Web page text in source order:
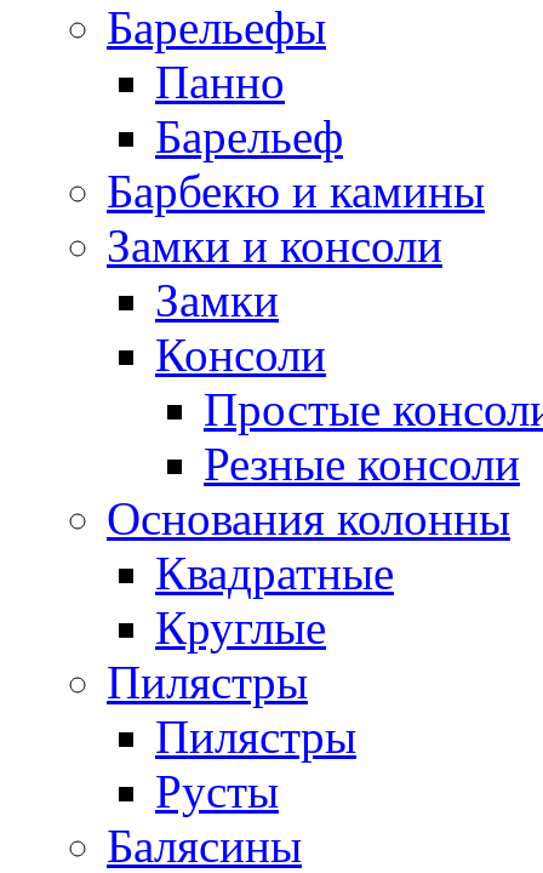
Барельефы
Панно
Барельеф
Барбекю и камины
Замки и консоли
Замки
Консоли
Простые
Резные консоли
Основания колонны
Квадратные
Круглые
Пилястры
Пилястры
Русты
Балясины